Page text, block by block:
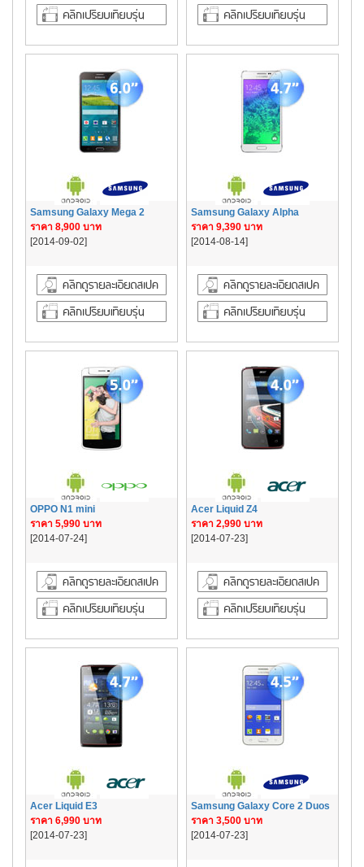
Samsung Galaxy Mega 2
ราคา 8,900 บาท
[2014-09-02]
Samsung Galaxy Alpha
ราคา 9,390 บาท
[2014-08-14]
OPPO N1 mini
ราคา 5,990 บาท
[2014-07-24]
Acer Liquid Z4
ราคา 2,990 บาท
[2014-07-23]
Acer Liquid E3
ราคา 6,990 บาท
[2014-07-23]
Samsung Galaxy Core 2 Duos
ราคา 3,500 บาท
[2014-07-23]